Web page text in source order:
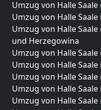
Umzug von Halle
Umzug von Halle
Umzug von Halle
und Herzegowina
Umzug von Halle
Umzug von Halle
Umzug von Halle
Umzug von Halle
Umzug von Halle